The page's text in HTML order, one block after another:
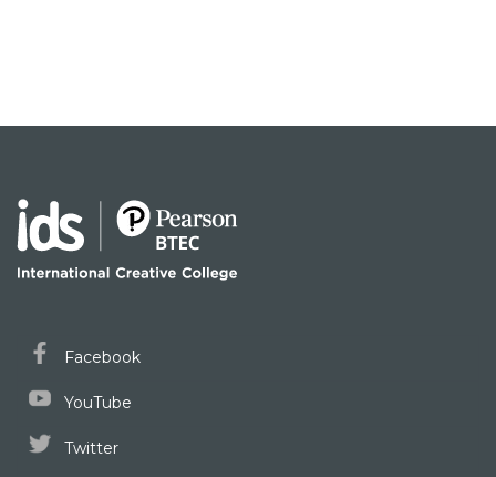
Facebook
YouTube
Twitter